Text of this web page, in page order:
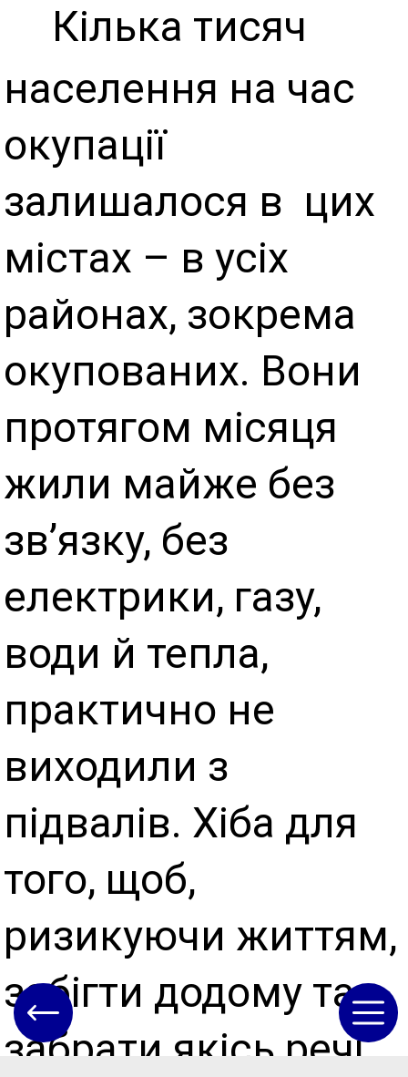
Кілька тисяч
населення на час
окупації
залишалося в цих
містах – в усіх
районах, зокрема
окупованих. Вони
протягом місяця
жили майже без
зв’язку, без
електрики, газу,
води й тепла,
практично не
виходили з
підвалів. Хіба для
того, щоб,
ризикуючи життям,
забігти додому та
забрати якісь речі.